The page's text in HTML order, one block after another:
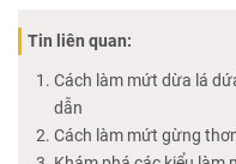
Tin liên quan:
Cách làm mứt dừa lá
dẫn
Cách làm mứt gừng